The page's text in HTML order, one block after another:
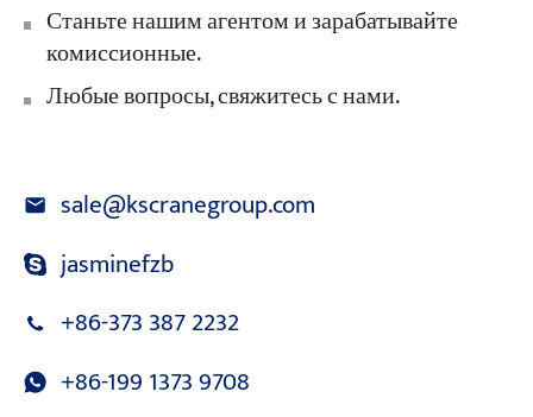
Станьте нашим агентом и зарабатывайте
комиссионные.
Любые вопросы, свяжитесь с нами.
sale@kscranegroup.com
jasminefzb
+86-373 387 2232
+86-199 1373 9708